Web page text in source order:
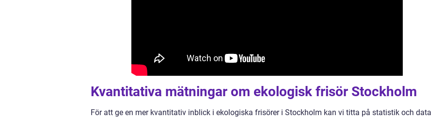
Kvantitativa mätningar om ekologisk frisör Stockholm
För att ge en mer kvantitativ inblick i ekologiska frisörer i Stockholm kan vi titta på statistik och data